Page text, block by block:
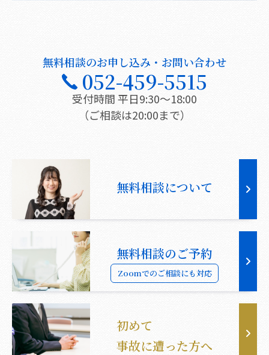
無料相談のお申し込み・お問い合わせ
052-459-5515
受付時間 平日9:30〜18:00
（ご相談は20:00まで）
無料相談について
無料相談のご予約
Zoomでのご相談にも対応
初めて
事故に遭った方へ